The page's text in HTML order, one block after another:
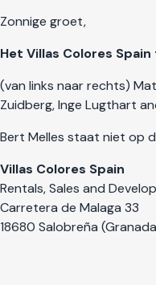
Zonnige groet,
Het Villas Colores
(van links naar rechts)
Zuidberg, Inge Lugthart
Bert Melles staat niet op
Villas Colores Spain
Rentals, Sales and
Carretera de Malaga 33
18680 Salobreña